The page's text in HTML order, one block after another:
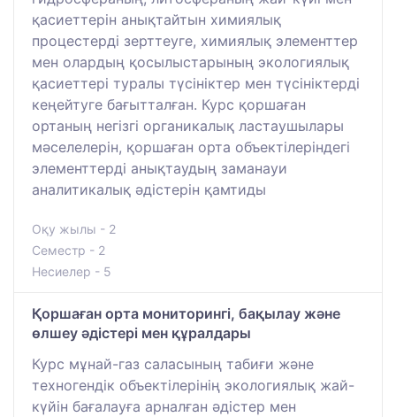
қасиеттерін анықтайтын химиялық
процестерді зерттеуге, химиялық элементтер
мен олардың қосылыстарының экологиялық
қасиеттері туралы түсініктер мен түсініктерді
кеңейтуге бағытталған. Курс қоршаған
ортаның негізгі органикалық ластаушылары
мәселелерін, қоршаған орта объектілеріндегі
элементтерді анықтаудың заманауи
аналитикалық әдістерін қамтиды
Оқу жылы - 2
Семестр - 2
Несиелер - 5
Қоршаған орта мониторингі, бақылау және
өлшеу әдістері мен құралдары
Курс мұнай-газ саласының табиғи және
техногендік объектілерінің экологиялық жай-
күйін бағалауға арналған әдістер мен